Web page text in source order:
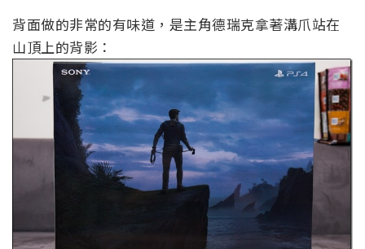
背面做的非常的有味道，是主角德瑞克拿著溝爪站在
山頂上的背影：